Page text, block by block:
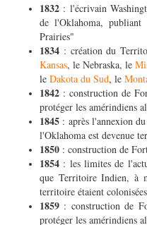
1832 : l'écrivain
de l'Oklahoma,
Prairies"
1834 : création du
Kansas, le Nebraska, le
le Dakota du Sud, le
1842 : construction de
protéger les amérindiens
1845 : après l'annexion
l'Oklahoma est devenue
1850 : construction de
1854 : les limites de
que Territoire Indien, à
territoire étaient colonisées
1859 : construction de
protéger les amérindiens